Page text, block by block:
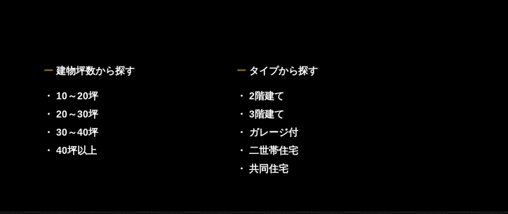
ー 建物坪数から探す
・ 10～20坪
・ 20～30坪
・ 30～40坪
・ 40坪以上
ー タイプから探す
・ 2階建て
・ 3階建て
・ ガレージ付
・ 二世帯住宅
・ 共同住宅